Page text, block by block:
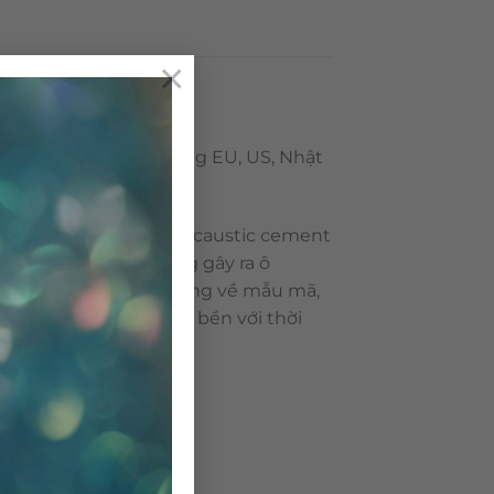
×
đến các thị trường EU, US, Nhật
là cement tile hay encaustic cement
gạch bông không gây ra ô
điểm như: đang dạng về mẫu mã,
biệt, gạch bông rất bền với thời